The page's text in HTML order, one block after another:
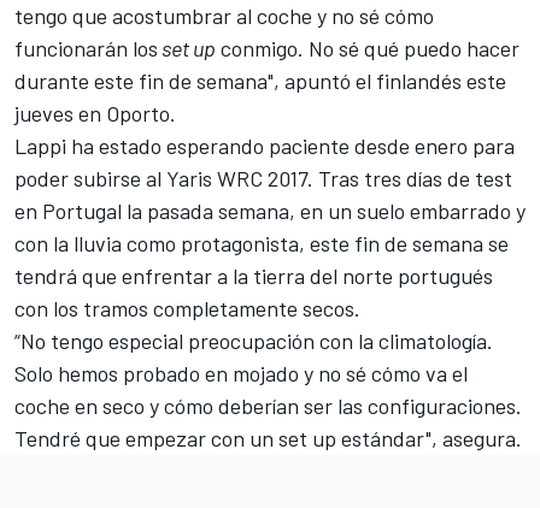
tengo que acostumbrar al coche y no sé cómo
funcionarán los set up conmigo. No sé qué puedo hacer
durante este fin de semana", apuntó el finlandés este
jueves en Oporto.
Lappi ha estado esperando paciente desde enero para
poder subirse al Yaris WRC 2017. Tras tres días de test
en Portugal la pasada semana, en un suelo embarrado y
con la lluvia como protagonista, este fin de semana se
tendrá que enfrentar a la tierra del norte portugués
con los tramos completamente secos.
“No tengo especial preocupación con la climatología.
Solo hemos probado en mojado y no sé cómo va el
coche en seco y cómo deberían ser las configuraciones.
Tendré que empezar con un set up estándar", asegura.